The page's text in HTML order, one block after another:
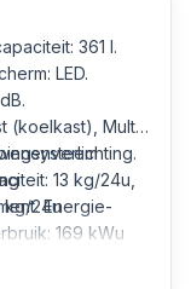
361 l.
LED.
(koelkast), Multi-
13 kg/24u,
Energie-
169 kWu
kg/24u